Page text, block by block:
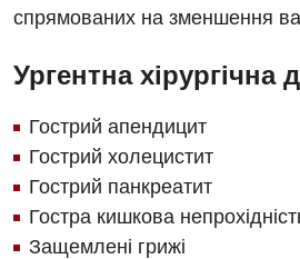
спрямованих на зменшення
Ургентна хірургічна
Гострий апендицит
Гострий холецистит
Гострий панкреатит
Гостра кишкова
Защемлені грижі